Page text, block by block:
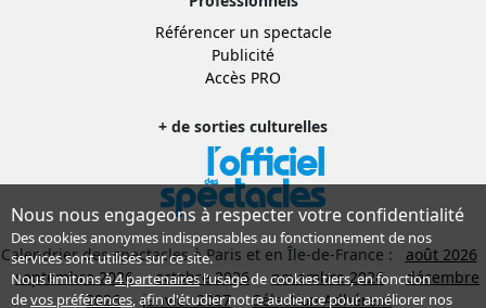
Référencer un spectacle
Publicité
Accès PRO
+ de sorties culturelles
Calendrier des spectacles à Paris et en Île-de-France :
août 2026
septembre 2026
octobre 2026 novembre 2026
décembre
2026
janvier 2027 Sélection Adhérent
Nous nous engageons à respecter votre confidentialité
Des cookies anonymes indispensables au fonctionnement de nos
services sont utilisés sur ce site.
Nous limitons à4 partenairesl’usage de cookies tiers, en fonction
devos préférences, afin d'étudier notre audience pour améliorer nos